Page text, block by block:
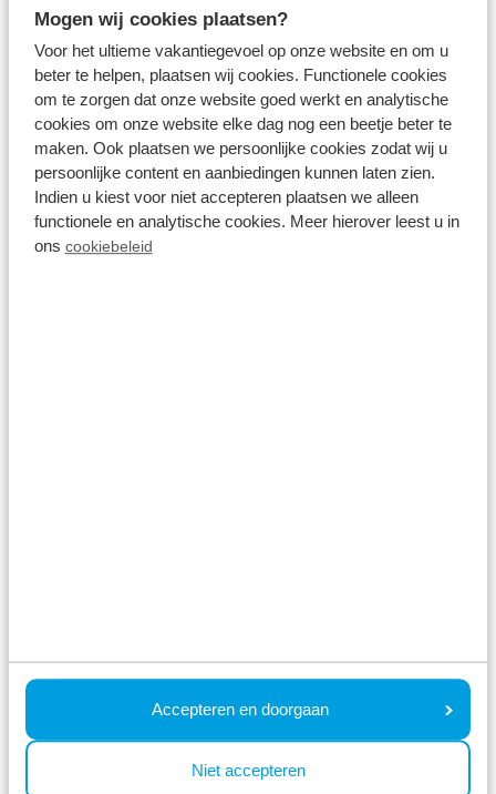
Mogen wij cookies plaatsen?
Voor het ultieme vakantiegevoel op onze website en om u
beter te helpen, plaatsen wij cookies. Functionele cookies
om te zorgen dat onze website goed werkt en analytische
cookies om onze website elke dag nog een beetje beter te
maken. Ook plaatsen we persoonlijke cookies zodat wij u
persoonlijke content en aanbiedingen kunnen laten zien.
Indien u kiest voor niet accepteren plaatsen we alleen
functionele en analytische cookies. Meer hierover leest u in
ons cookiebeleid
Accepteren en doorgaan
Niet accepteren
Recreatiepark Beekbergen
Bekijk alle vakantiehuizen nabij
Loenen ⤵️